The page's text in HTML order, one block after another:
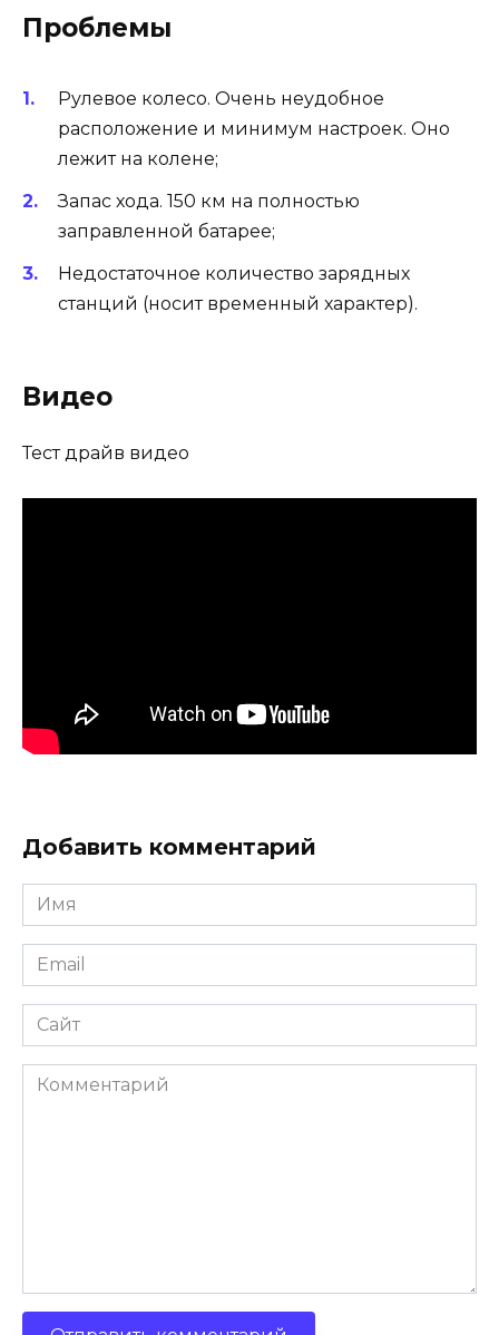
Проблемы
Рулевое колесо. Очень неудобное
расположение и минимум настроек. Оно
лежит на колене;
Запас хода. 150 км на полностью
заправленной батарее;
Недостаточное количество зарядных
станций (носит временный характер).
Видео
Тест драйв видео
Добавить комментарий
Имя
*
Email
*
Сайт
Комментарий